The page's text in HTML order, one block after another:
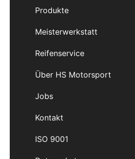
Produkte
Meisterwerkstatt
Reifenservice
Über HS Motorsport
Jobs
Kontakt
ISO 9001